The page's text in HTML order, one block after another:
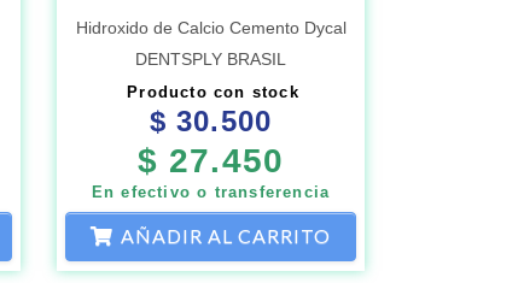
Hidroxido de Calcio Cemento Dycal
DENTSPLY BRASIL
Producto con stock
$ 30.500
$ 27.450
En efectivo o transferencia
AÑADIR AL CARRITO